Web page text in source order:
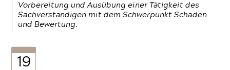
Vorbereitung und Ausübung einer Tätigkeit des
Sachverständigen mit dem Schwerpunkt Schaden
und Bewertung.
19